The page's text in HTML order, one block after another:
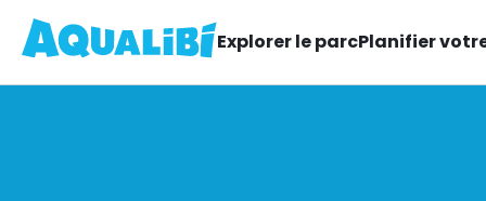
Explorer le parcPlanifier